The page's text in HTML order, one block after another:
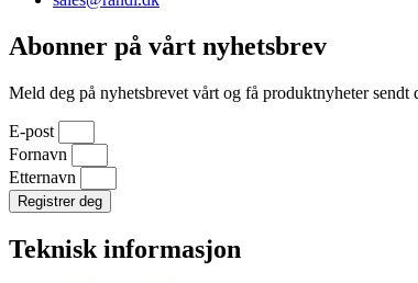
Abonner på vårt nyhetsbrev
Meld deg på nyhetsbrevet vårt og få produktnyheter sendt
E-post
Fornavn
Etternavn
Registrer deg
Teknisk informasjon